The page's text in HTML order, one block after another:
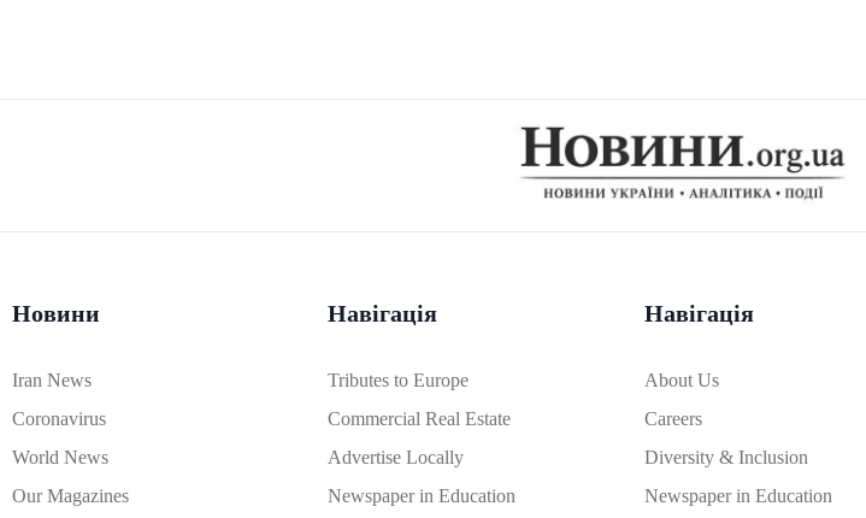
Новини
Iran News
Coronavirus
World News
Our Magazines
Навігація
Tributes to Europe
Commercial Real Estate
Advertise Locally
Newspaper in Education
Навігація
About Us
Careers
Diversity & Inclusion
Newspaper in Education